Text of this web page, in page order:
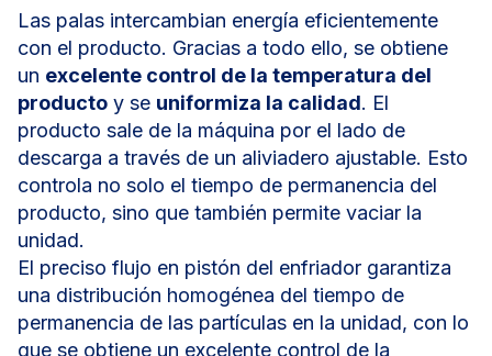
Las palas intercambian energía eficientemente
con el producto. Gracias a todo ello, se obtiene
un excelente control de la temperatura del
producto y se uniformiza la calidad. El
producto sale de la máquina por el lado de
descarga a través de un aliviadero ajustable. Esto
controla no solo el tiempo de permanencia del
producto, sino que también permite vaciar la
unidad.
El preciso flujo en pistón del enfriador garantiza
una distribución homogénea del tiempo de
permanencia de las partículas en la unidad, con lo
que se obtiene un excelente control de la